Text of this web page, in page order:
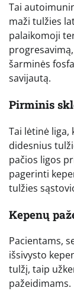
Tai
maži tulžies
palaikomoji
šarminės
savijautą.
Pirminis
Tai lėtinė liga,
didesnius
pačios ligos
pagerinti
tulžies
Kepenų
Pacientams,
išsivysto
tulžį, taip
pažeidimams.